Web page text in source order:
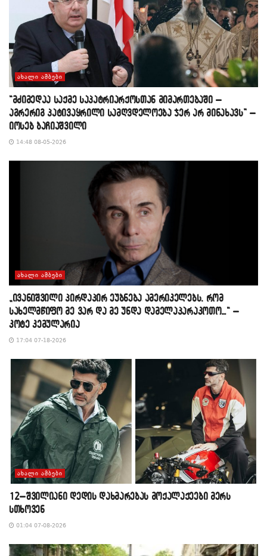
ᲐᲮᲐᲚᲘ ᲐᲛᲑᲔᲑᲘ
“მძიმედაა საქმე საპატრიარქოსთან მიმართებაში –
აგრერიგ პატივაყრილი სამღვდელოება ჯერ არ მინახავს” –
იოსებ ბაჩიაშვილი
14:48 08-05-2026
ᲐᲮᲐᲚᲘ ᲐᲛᲑᲔᲑᲘ
„ივანიშვილი პირდაპირ ეუბნება ამერიკელებს, რომ
სახელმწიფო მე ვარ და მე უნდა დამელაპარაკოთო…“ –
კოტე კემულარია
17:04 07-18-2026
ᲐᲮᲐᲚᲘ ᲐᲛᲑᲔᲑᲘ
12–შვილიანი დედის დახმარებას მოქალაქეები მერს
სთხოვენ
01:04 07-08-2026